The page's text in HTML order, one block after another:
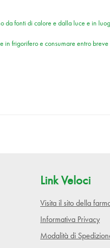
da fonti di calore e dalla luce e in
in frigorifero e consumare entro breve
Link Veloci
Visita il sito della
Informativa Privacy
Modalità di